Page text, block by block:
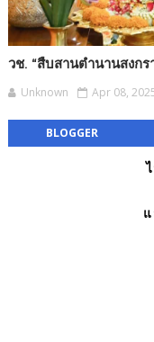
วช. “สืบสานตำนานสงกร
Unknown Apr 08,
BLOGGER